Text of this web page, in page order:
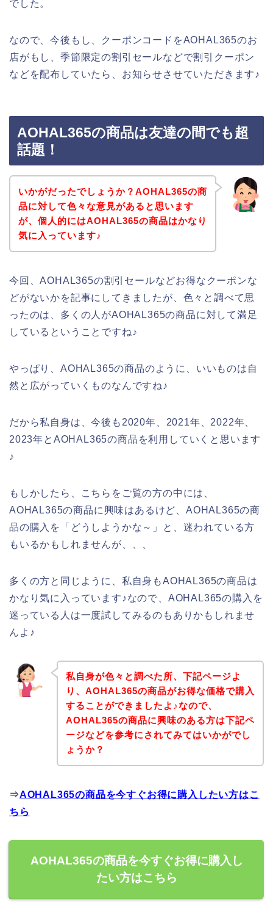
でした。
なので、今後もし、クーポンコードをAOHAL365のお
店がもし、季節限定の割引セールなどで割引クーポン
などを配布していたら、お知らせさせていただきます♪
AOHAL365の商品は友達の間でも超
話題！
いかがだったでしょうか？AOHAL365の商
品に対して色々な意見があると思います
が、個人的にはAOHAL365の商品はかなり
気に入っています♪
今回、AOHAL365の割引セールなどお得なクーポンな
どがないかを記事にしてきましたが、色々と調べて思
ったのは、多くの人がAOHAL365の商品に対して満足
しているということですね♪
やっぱり、AOHAL365の商品のように、いいものは自
然と広がっていくものなんですね♪
だから私自身は、今後も2020年、2021年、2022年、
2023年とAOHAL365の商品を利用していくと思います
♪
もしかしたら、こちらをご覧の方の中には、
AOHAL365の商品に興味はあるけど、AOHAL365の商
品の購入を「どうしようかな～」と、迷われている方
もいるかもしれませんが、、、
多くの方と同じように、私自身もAOHAL365の商品は
かなり気に入っています♪なので、AOHAL365の購入を
迷っている人は一度試してみるのもありかもしれませ
んよ♪
私自身が色々と調べた所、下記ページよ
り、AOHAL365の商品がお得な価格で購入
することができましたよ♪なので、
AOHAL365の商品に興味のある方は下記ペ
ージなどを参考にされてみてはいかがでし
ょうか？
⇒AOHAL365の商品を今すぐお得に購入したい方はこ
ちら
AOHAL365の商品を今すぐお得に購入し
たい方はこちら